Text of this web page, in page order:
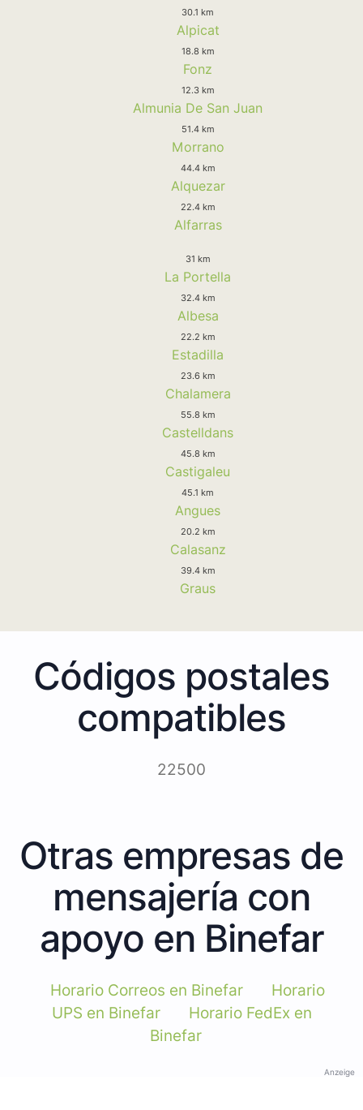
30.1 km
Alpicat
18.8 km
Fonz
12.3 km
Almunia De San Juan
51.4 km
Morrano
44.4 km
Alquezar
22.4 km
Alfarras
31 km
La Portella
32.4 km
Albesa
22.2 km
Estadilla
23.6 km
Chalamera
55.8 km
Castelldans
45.8 km
Castigaleu
45.1 km
Angues
20.2 km
Calasanz
39.4 km
Graus
Códigos postales
compatibles
22500
Otras empresas de
mensajería con
apoyo en Binefar
Horario Correos en Binefar
Horario
UPS en Binefar
Horario FedEx en
Binefar
Anzeige